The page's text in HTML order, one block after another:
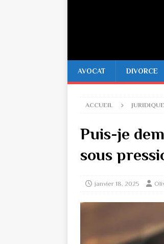
AVOCAT DIVORCE
ACCUEIL JURIDIQUE
Puis-je
sous
janvier 18, 2025